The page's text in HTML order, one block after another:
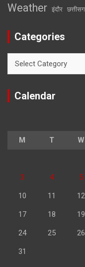
Weather इंदौर
Categories
Calendar
M T W
3 4 5
10 11 12
17 18 19
24 25 26
31